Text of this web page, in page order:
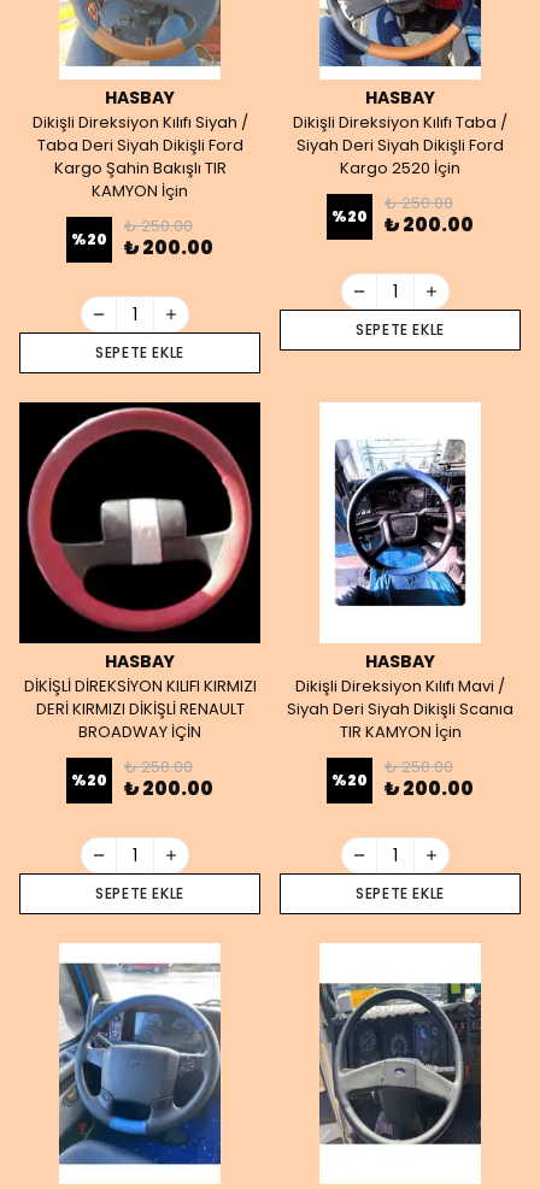
HASBAY
Dikişli Direksiyon Kılıfı Siyah /
Taba Deri Siyah Dikişli Ford
Kargo Şahin Bakışlı TIR
KAMYON İçin
%20
₺ 250.00
₺ 200.00
SEPETE EKLE
HASBAY
Dikişli Direksiyon Kılıfı Taba /
Siyah Deri Siyah Dikişli Ford
Kargo 2520 İçin
%20
₺ 250.00
₺ 200.00
SEPETE EKLE
HASBAY
DİKİŞLİ DİREKSİYON KILIFI KIRMIZI
DERİ KIRMIZI DİKİŞLİ RENAULT
BROADWAY İÇİN
%20
₺ 250.00
₺ 200.00
SEPETE EKLE
HASBAY
Dikişli Direksiyon Kılıfı Mavi /
Siyah Deri Siyah Dikişli Scanıa
TIR KAMYON İçin
%20
₺ 250.00
₺ 200.00
SEPETE EKLE